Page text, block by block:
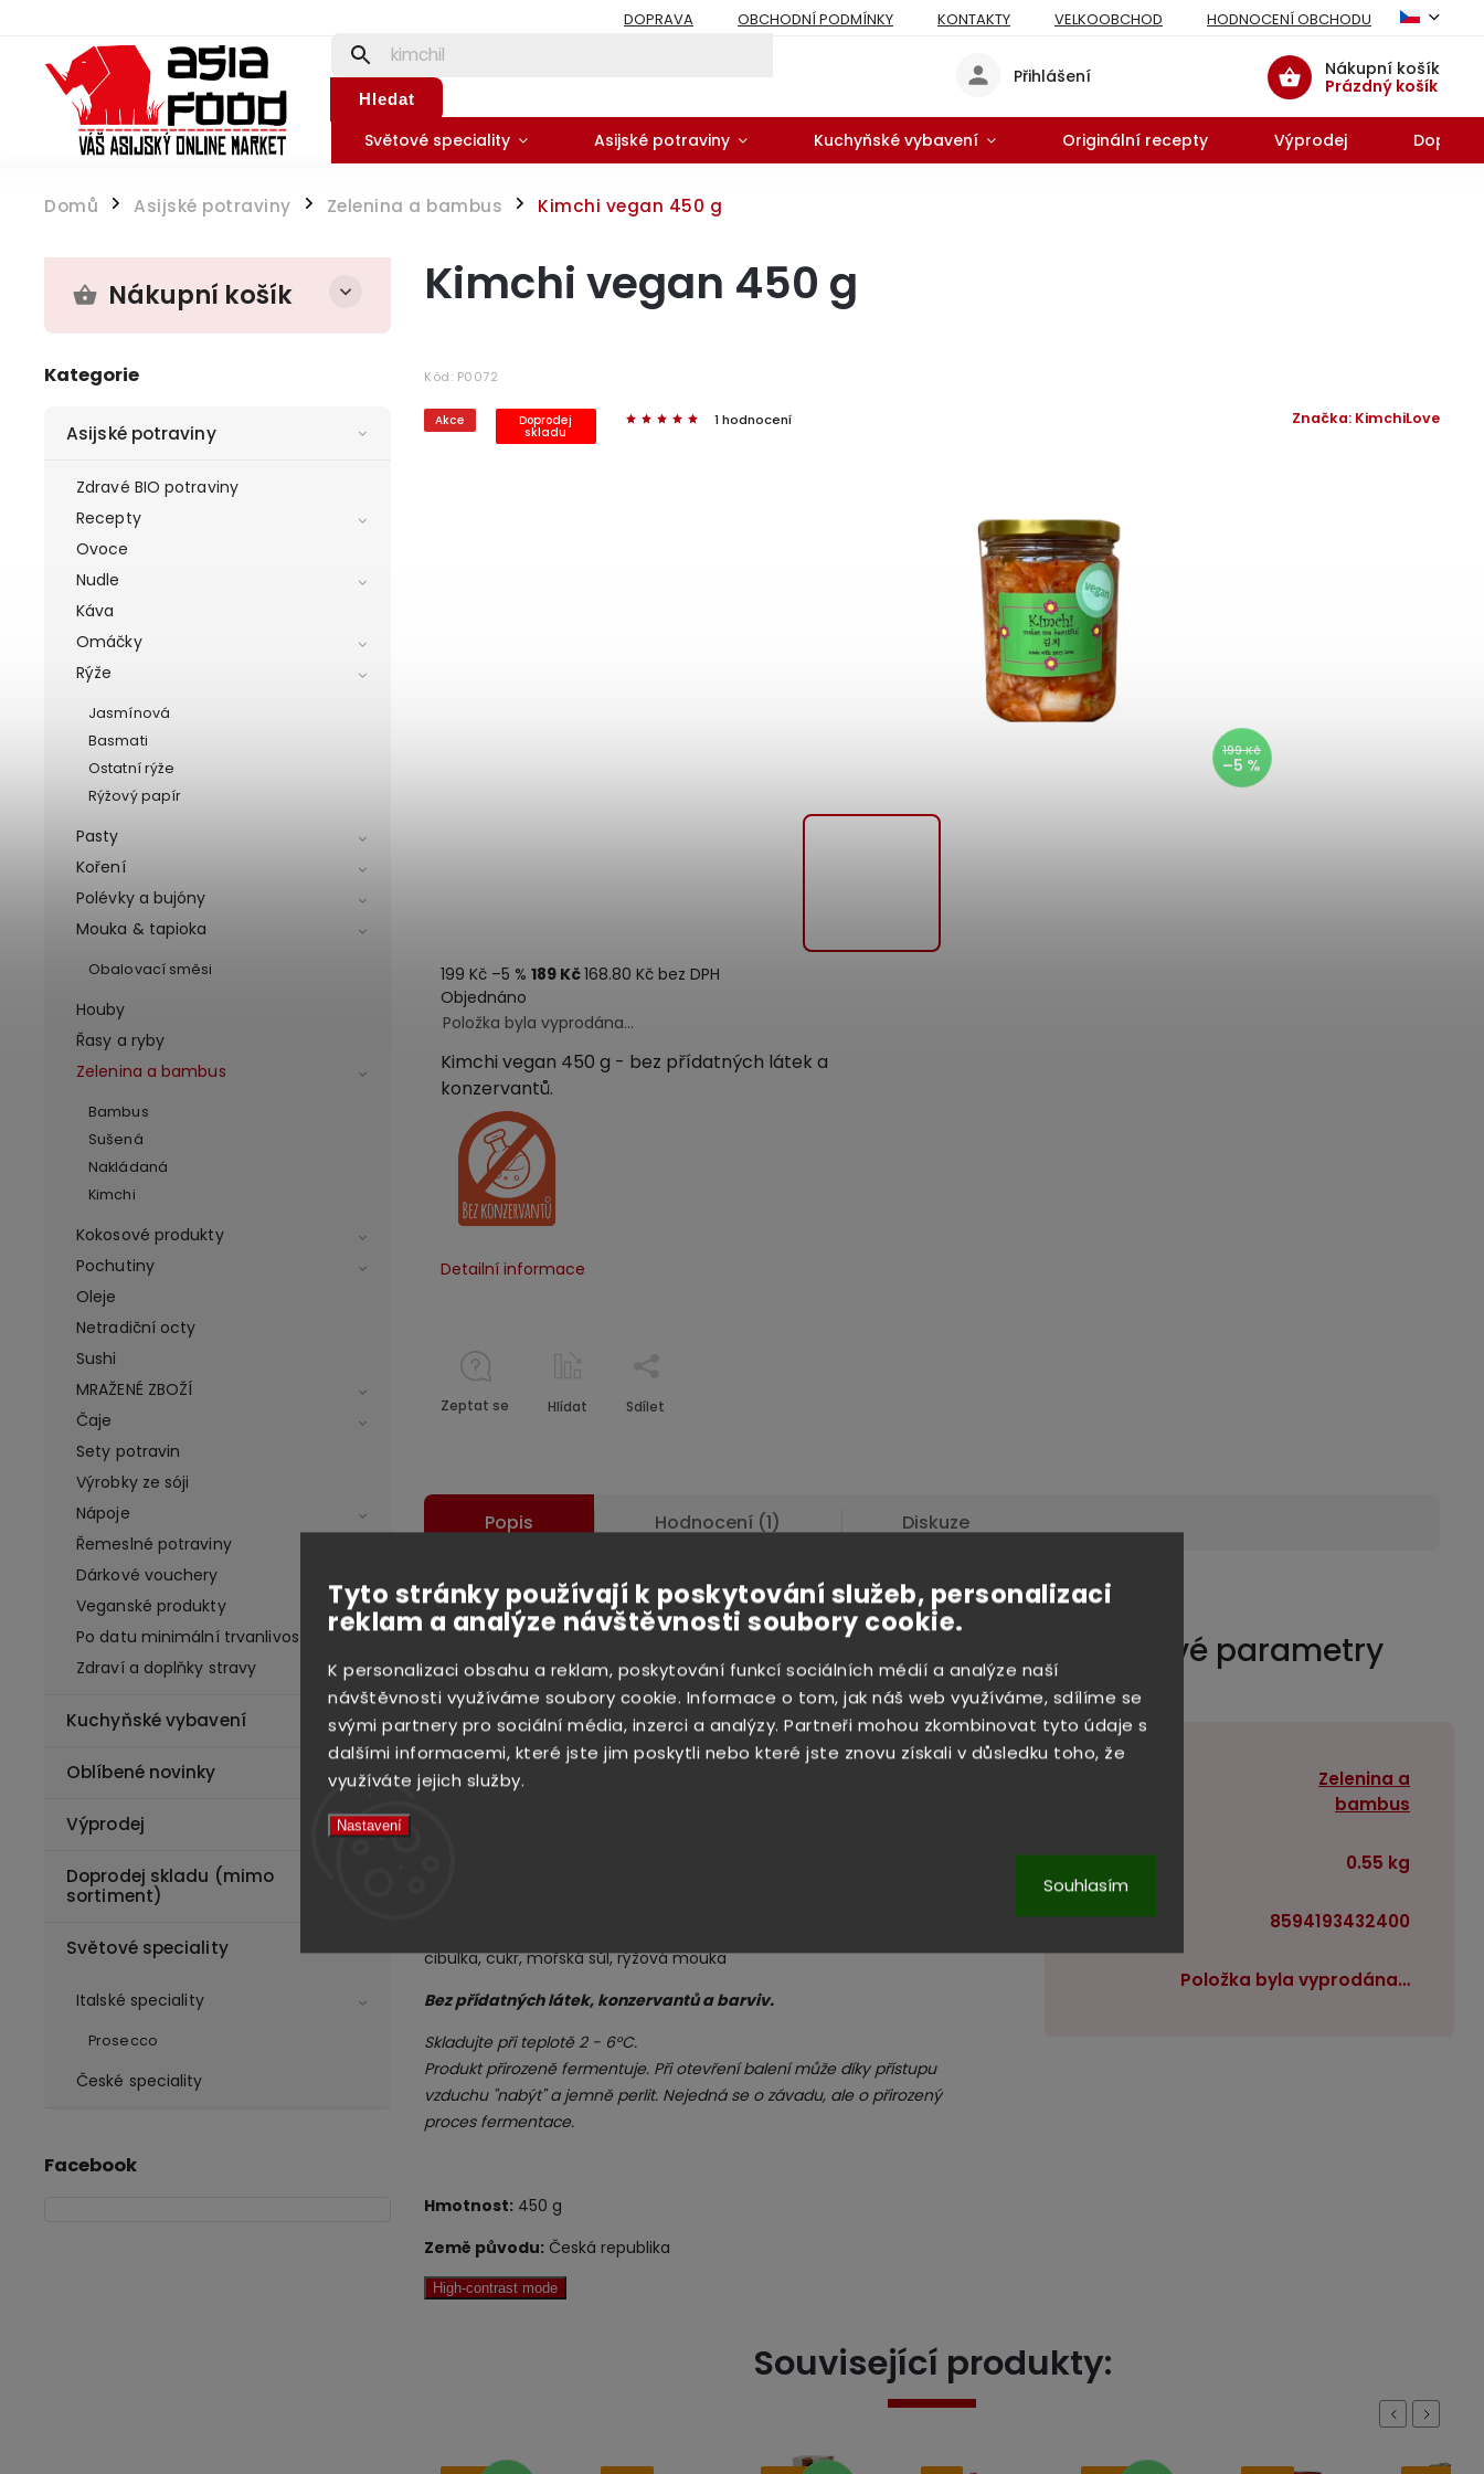
Tyto stránky používají k poskytování služeb, personalizaci
reklam a analýze návštěvnosti soubory cookie.
K personalizaci obsahu a reklam, poskytování funkcí sociálních médií a analýze naší
návštěvnosti využíváme soubory cookie. Informace o tom, jak náš web využíváme, sdílíme se
svými partnery pro sociální média, inzerci a analýzy. Partneři mohou zkombinovat tyto údaje s
dalšími informacemi, které jste jim poskytli nebo které jste znovu získali v důsledku toho, že
využíváte jejich služby.
Nastavení
Souhlasím
DOPRAVA OBCHODNÍ PODMÍNKY KONTAKTY VELKOOBCHOD HODNOCENÍ OBCHODU
Hledat
Nákupní košík
Prázdný košík
Přihlášení
Světové speciality Asijské potraviny Kuchyňské vybavení Originální recepty Výprodej
Domů / Asijské potraviny / Zelenina a bambus / Kimchi vegan 450 g
Nákupní košík
Kategorie
Asijské potraviny
Zdravé BIO potraviny
Recepty
Ovoce
Nudle
Káva
Omáčky
Rýže
Jasmínová
Basmati
Ostatní rýže
Rýžový papír
Pasty
Koření
Polévky a bujóny
Mouka & tapioka
Obalovací směsi
Houby
Řasy a ryby
Zelenina a bambus
Bambus
Sušená
Nakládaná
Kimchi
Kokosové produkty
Pochutiny
Oleje
Netradiční octy
Sushi
MRAŽENÉ ZBOŽÍ
Čaje
Sety potravin
Výrobky ze sóji
Nápoje
Řemeslné potraviny
Dárkové vouchery
Veganské produkty
Po datu minimální trvanlivosti
Zdraví a doplňky stravy
Kuchyňské vybavení
Oblíbené novinky
Výprodej
Doprodej skladu (mimo
sortiment)
Světové speciality
Italské speciality
Prosecco
České speciality
Facebook
Kimchi vegan 450 g
Kód: P0072
Akce Doprodej
skladu
1 hodnocení Značka: KimchiLove
199 Kč
–5 %
199 Kč –5 % 189 Kč168.80 Kč bez DPH
Objednáno
Položka byla vyprodána…
Kimchi vegan 450 g - bez přídatných látek a
konzervantů.
Detailní informace
Zeptat se Hlídat Sdílet
Popis Hodnocení (1) Diskuze
Detailní popis produktu
Velmi oblíbené tradiční korejské jídlo, které se podává jako příloha téměř
ke každému pokrmu. Fermentovaná nakládaná zelenina s pikantní chutí.
Jde převážně o čínské zelí, které si rychle získává nové příznivce.
cibulka, cukr, mořská sůl, rýžová mouka
Bez přídatných látek, konzervantů a barviv.
Skladujte při teplotě 2 - 6°C.
Produkt přirozeně fermentuje. Při otevření balení může díky přístupu
vzduchu "nabýt" a jemně perlit. Nejedná se o závadu, ale o přirozený
proces fermentace.
Hmotnost: 450 g
Země původu: Česká republika
Doplňkové parametry
Zelenina a
bambus
Hmotnost 0.55 kg
EAN: 8594193432400
Položka byla vyprodána…
High-contrast mode
Související produkty:
PreviousNext